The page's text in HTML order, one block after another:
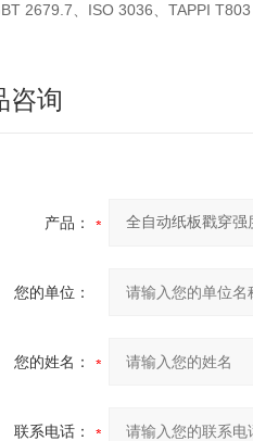
2679.7、ISO 3036、TAPPI T803
咨询
产品：
您的单位：
您的姓名：
联系电话：